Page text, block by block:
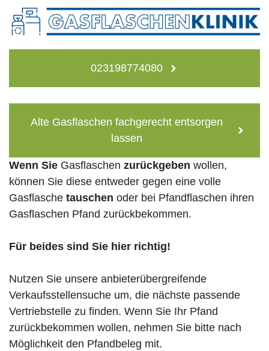
023198774080
Alte Gasflaschen fachgerecht entsorgen
lassen
Wenn Sie Gasflaschen zurückgeben wollen,
können Sie diese entweder gegen eine volle
Gasflasche tauschen oder bei Pfandflaschen ihren
Gasflaschen Pfand zurückbekommen.
Für beides sind Sie hier richtig!
Nutzen Sie unsere anbieterübergreifende
Verkaufsstellensuche um, die nächste passende
Vertriebstelle zu finden. Wenn Sie Ihr Pfand
zurückbekommen wollen, nehmen Sie bitte nach
Möglichkeit den Pfandbeleg mit.